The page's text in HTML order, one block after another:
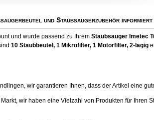
und Staubsaugerzubehör informiert
und wurde passend zu Ihrem Staubsauger Imetec
10 Staubbeutel, 1 Mikrofilter, 1 Motorfilter, 2-lagig
wir garantieren Ihnen, dass der Artikel eine
wir haben eine Vielzahl von Produkten für Ihren